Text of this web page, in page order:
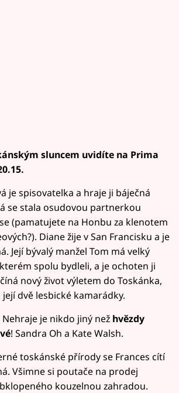
sluncem uvidíte na Prima
je spisovatelka a hraje ji báječná
se stala osudovou partnerkou
(pamatujete na Honbu za klenotem
Diane žije v San Francisku a je
Její bývalý manžel Tom má velký
spolu bydleli, a je ochoten ji
nový život výletem do Toskánka,
dvě lesbické kamarádky.
je nikdo jiný než hvězdy
! Sandra Oh a Kate Walsh.
toskánské přírody se Frances cítí
Všimne si poutače na prodej
kouzelnou zahradou.